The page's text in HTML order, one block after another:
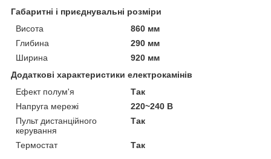
Габаритні і приєднувальні розміри
Висота
860 мм
Глибина
290 мм
Ширина
920 мм
Додаткові характеристики електрокамінів
Ефект полум'я
Так
Напруга мережі
220~240 В
Пульт дистанційного
керування
Так
Термостат Так